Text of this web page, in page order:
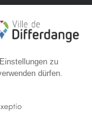
✕
vous aider ?